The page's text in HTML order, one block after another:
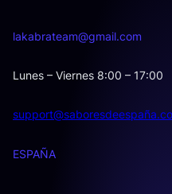
lakabrateam@gmail.com
Lunes – Viernes 8:00 – 17:00
ESPAÑA